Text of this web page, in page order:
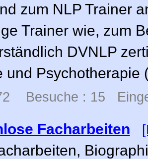
zum NLP Trainer
Trainer wie, zum
DVNLP
und Psychotherapie
Besuche : 15
Facharbeiten